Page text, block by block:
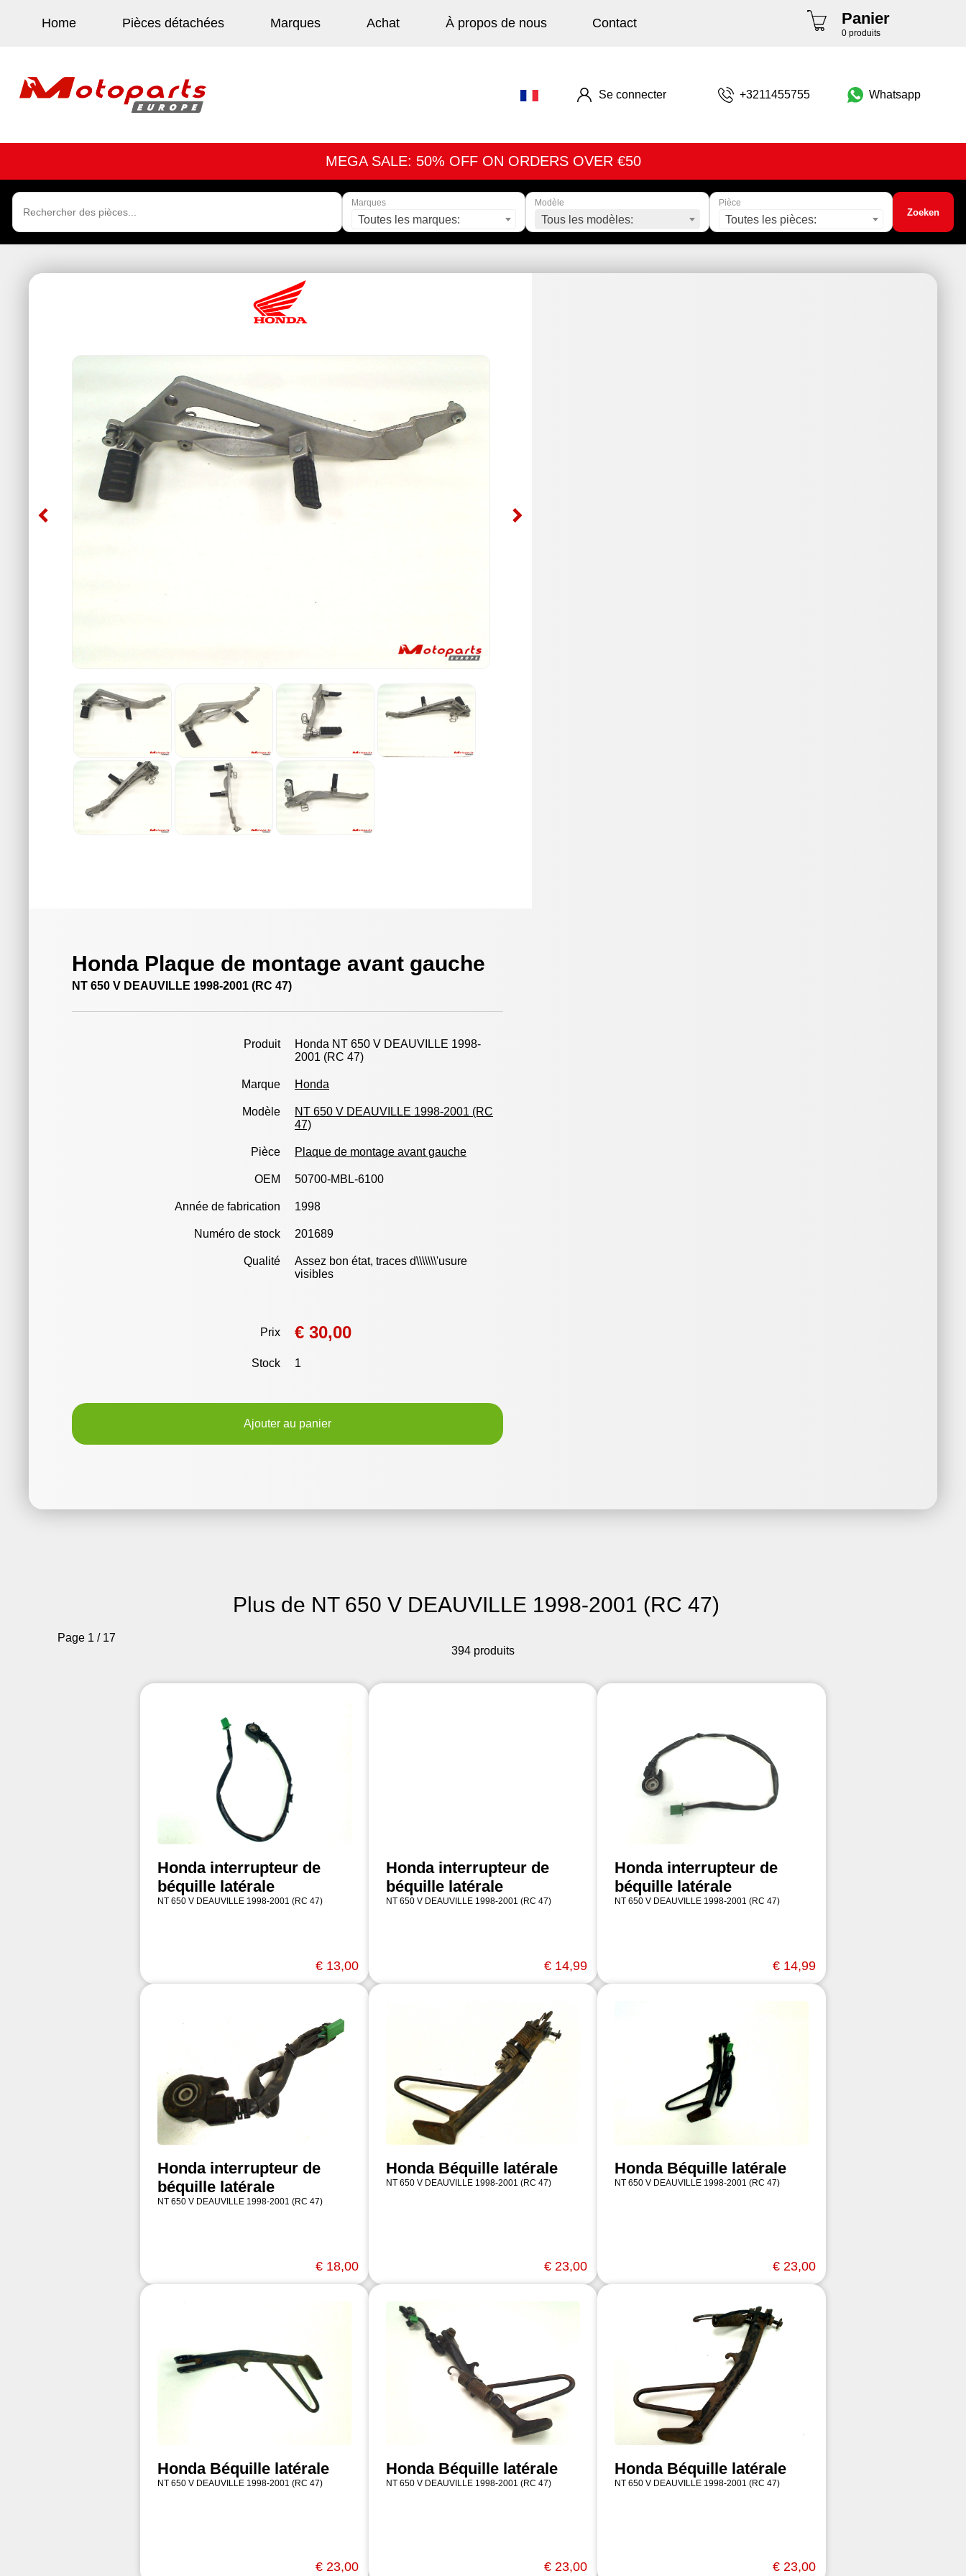
Panier
0 produits
Home Pièces détachées Marques Achat À propos de nous Contact
Whatsapp
+3211455755
Se connecter
MEGA SALE: 50% OFF ON ORDERS OVER €50
Marques
Toutes les marques:
Modèle
Tous les modèles:
Pièce
Toutes les pièces:
Zoeken
Honda Plaque de montage avant gauche
NT 650 V DEAUVILLE 1998-2001 (RC 47)
Produit
Honda NT 650 V DEAUVILLE 1998-
2001 (RC 47)
Marque Honda
Modèle
NT 650 V DEAUVILLE 1998-2001 (RC
47)
Pièce Plaque de montage avant gauche
OEM 50700-MBL-6100
Année de fabrication 1998
Numéro de stock 201689
Qualité
Assez bon état, traces d\\\\\\\'usure
visibles
Prix € 30,00
Stock 1
Ajouter au panier
Plus de NT 650 V DEAUVILLE 1998-2001 (RC 47)
Page 1 / 17
394 produits
Honda interrupteur de
béquille latérale
NT 650 V DEAUVILLE 1998-2001 (RC 47)
€ 13,00
Honda interrupteur de
béquille latérale
NT 650 V DEAUVILLE 1998-2001 (RC 47)
€ 14,99
Honda interrupteur de
béquille latérale
NT 650 V DEAUVILLE 1998-2001 (RC 47)
€ 14,99
Honda interrupteur de
béquille latérale
NT 650 V DEAUVILLE 1998-2001 (RC 47)
€ 18,00
Honda Béquille latérale
NT 650 V DEAUVILLE 1998-2001 (RC 47)
€ 23,00
Honda Béquille latérale
NT 650 V DEAUVILLE 1998-2001 (RC 47)
€ 23,00
Honda Béquille latérale
NT 650 V DEAUVILLE 1998-2001 (RC 47)
€ 23,00
Honda Béquille latérale
NT 650 V DEAUVILLE 1998-2001 (RC 47)
€ 23,00
Honda Béquille latérale
NT 650 V DEAUVILLE 1998-2001 (RC 47)
€ 23,00